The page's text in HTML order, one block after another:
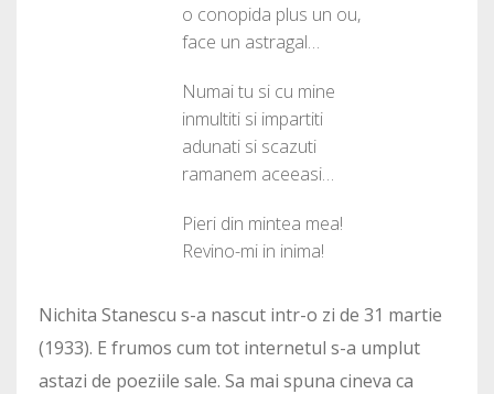
o conopida plus un ou,
face un astragal…
Numai tu si cu mine
inmultiti si impartiti
adunati si scazuti
ramanem aceeasi…
Pieri din mintea mea!
Revino-mi in inima!
Nichita Stanescu s-a nascut intr-o zi de 31 martie
(1933). E frumos cum tot internetul s-a umplut
astazi de poeziile sale. Sa mai spuna cineva ca